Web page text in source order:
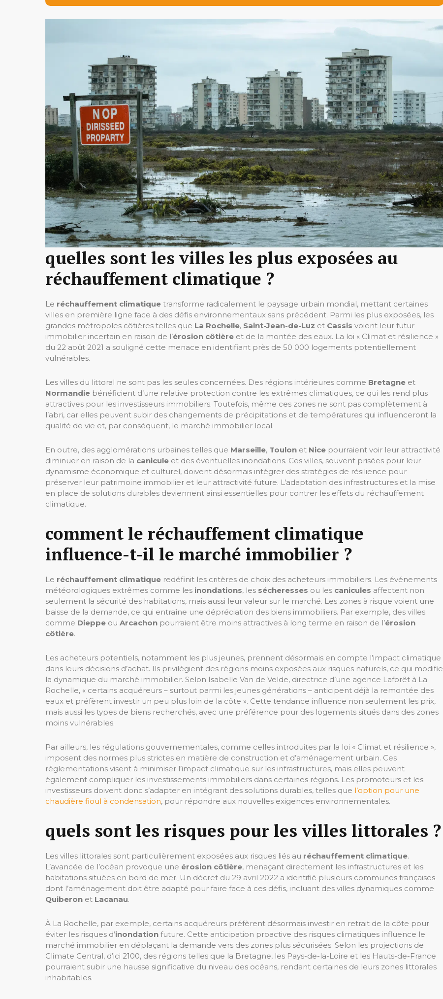
quelles sont les villes les plus exposées au
réchauffement climatique ?
Le réchauffement climatique transforme radicalement le paysage urbain mondial, mettant certaines
villes en première ligne face à des défis environnementaux sans précédent. Parmi les plus exposées, les
grandes métropoles côtières telles que La Rochelle, Saint-Jean-de-Luz et Cassis voient leur futur
immobilier incertain en raison de l’érosion côtière et de la montée des eaux. La loi « Climat et résilience »
du 22 août 2021 a souligné cette menace en identifiant près de 50 000 logements potentiellement
vulnérables.
Les villes du littoral ne sont pas les seules concernées. Des régions intérieures comme Bretagne et
Normandie bénéficient d’une relative protection contre les extrêmes climatiques, ce qui les rend plus
attractives pour les investisseurs immobiliers. Toutefois, même ces zones ne sont pas complètement à
l’abri, car elles peuvent subir des changements de précipitations et de températures qui influenceront la
qualité de vie et, par conséquent, le marché immobilier local.
En outre, des agglomérations urbaines telles que Marseille, Toulon et Nice pourraient voir leur attractivité
diminuer en raison de la canicule et des éventuelles inondations. Ces villes, souvent prisées pour leur
dynamisme économique et culturel, doivent désormais intégrer des stratégies de résilience pour
préserver leur patrimoine immobilier et leur attractivité future. L’adaptation des infrastructures et la mise
en place de solutions durables deviennent ainsi essentielles pour contrer les effets du réchauffement
climatique.
comment le réchauffement climatique
influence-t-il le marché immobilier ?
Le réchauffement climatique redéfinit les critères de choix des acheteurs immobiliers. Les événements
météorologiques extrêmes comme les inondations, les sécheresses ou les canicules affectent non
seulement la sécurité des habitations, mais aussi leur valeur sur le marché. Les zones à risque voient une
baisse de la demande, ce qui entraîne une dépréciation des biens immobiliers. Par exemple, des villes
comme Dieppe ou Arcachon pourraient être moins attractives à long terme en raison de l’érosion
côtière.
Les acheteurs potentiels, notamment les plus jeunes, prennent désormais en compte l’impact climatique
dans leurs décisions d’achat. Ils privilégient des régions moins exposées aux risques naturels, ce qui modifie
la dynamique du marché immobilier. Selon Isabelle Van de Velde, directrice d’une agence Laforêt à La
Rochelle, « certains acquéreurs – surtout parmi les jeunes générations – anticipent déjà la remontée des
eaux et préfèrent investir un peu plus loin de la côte ». Cette tendance influence non seulement les prix,
mais aussi les types de biens recherchés, avec une préférence pour des logements situés dans des zones
moins vulnérables.
Par ailleurs, les régulations gouvernementales, comme celles introduites par la loi « Climat et résilience »,
imposent des normes plus strictes en matière de construction et d’aménagement urbain. Ces
réglementations visent à minimiser l’impact climatique sur les infrastructures, mais elles peuvent
également compliquer les investissements immobiliers dans certaines régions. Les promoteurs et les
investisseurs doivent donc s’adapter en intégrant des solutions durables, telles que l’option pour une
chaudière fioul à condensation, pour répondre aux nouvelles exigences environnementales.
quels sont les risques pour les villes littorales ?
Les villes littorales sont particulièrement exposées aux risques liés au réchauffement climatique.
L’avancée de l’océan provoque une érosion côtière, menaçant directement les infrastructures et les
habitations situées en bord de mer. Un décret du 29 avril 2022 a identifié plusieurs communes françaises
dont l’aménagement doit être adapté pour faire face à ces défis, incluant des villes dynamiques comme
Quiberon et Lacanau.
À La Rochelle, par exemple, certains acquéreurs préfèrent désormais investir en retrait de la côte pour
éviter les risques d’inondation future. Cette anticipation proactive des risques climatiques influence le
marché immobilier en déplaçant la demande vers des zones plus sécurisées. Selon les projections de
Climate Central, d’ici 2100, des régions telles que la Bretagne, les Pays-de-la-Loire et les Hauts-de-France
pourraient subir une hausse significative du niveau des océans, rendant certaines de leurs zones littorales
inhabitables.